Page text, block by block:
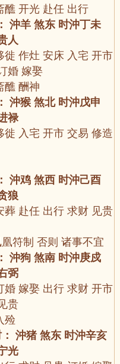
醮 开光 赴任 出行
沖羊 煞东 时沖丁未
人
徙 作灶 安床 入宅 开市
婚 嫁娶
醮 酬神
沖猴 煞北 时沖戊申
禄
徙 入宅 开市 交易 修造
沖鸡 煞西 时沖己酉
狼
葬 赴任 出行 求财 见贵
凰符制 否则 诸事不宜
沖狗 煞南 时沖庚戍
弼
婚 嫁娶 出行 求财 开市
贵
殓
沖猪 煞东 时沖辛亥
光